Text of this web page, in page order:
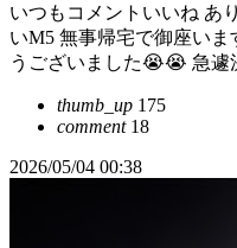
いつもコメントいいね あ
いM5 無事帰宅で御座い
うございました😭😭 急遽
thumb_up 175
comment18
2026/05/04 00:38